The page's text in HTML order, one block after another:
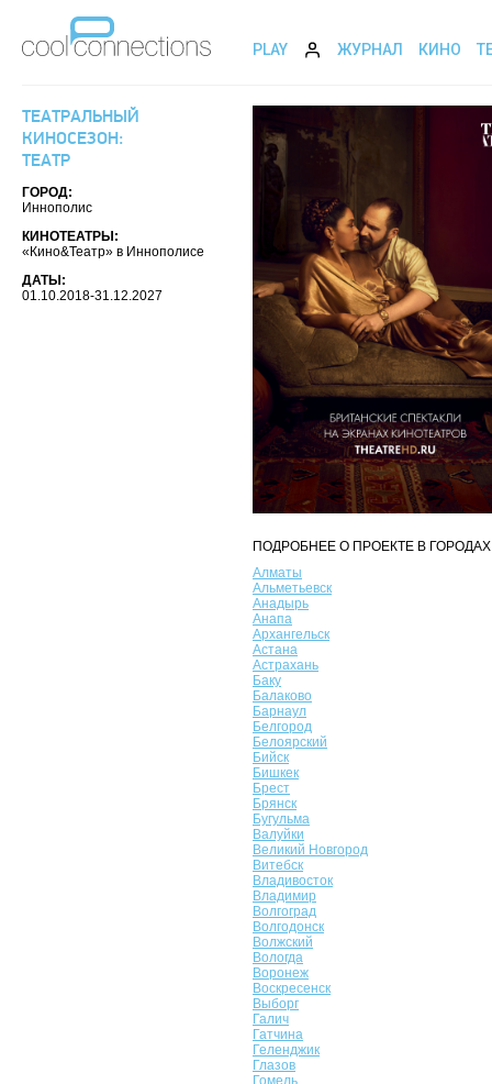
PLAY ЖУРНАЛ КИНО
ТЕАТРАЛЬНЫЙ
КИНОСЕЗОН:
ТЕАТР
ГОРОД:
Иннополис
КИНОТЕАТРЫ:
«Кино&Театр» в Иннополисе
ДАТЫ:
01.10.2018-31.12.2027
ПОДРОБНЕЕ О ПРОЕКТЕ В
Алматы
Альметьевск
Анадырь
Анапа
Архангельск
Астана
Астрахань
Баку
Балаково
Барнаул
Белгород
Белоярский
Бийск
Бишкек
Брест
Брянск
Бугульма
Валуйки
Великий Новгород
Витебск
Владивосток
Владимир
Волгоград
Волгодонск
Волжский
Вологда
Воронеж
Воскресенск
Выборг
Галич
Гатчина
Геленджик
Глазов
Гомель